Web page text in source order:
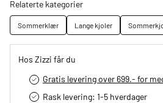
Relaterte kategorier
Sommerklær Lange kjoler
Hos Zizzi får du
Gratis levering over 699.- for
Rask levering: 1-5 hverdager